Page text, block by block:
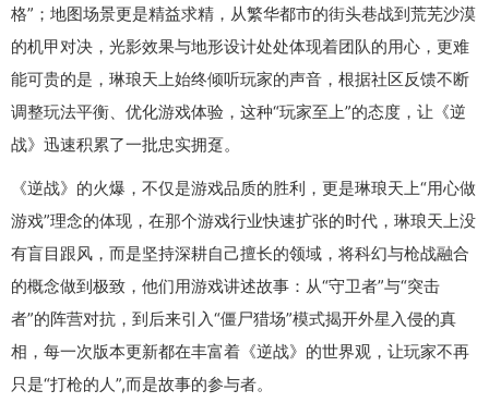
格”；地图场景更是精益求精，从繁华都市的街头巷战到荒芜沙漠
的机甲对决，光影效果与地形设计处处体现着团队的用心，更难
能可贵的是，琳琅天上始终倾听玩家的声音，根据社区反馈不断
调整玩法平衡、优化游戏体验，这种“玩家至上”的态度，让《逆
战》迅速积累了一批忠实拥趸。
《逆战》的火爆，不仅是游戏品质的胜利，更是琳琅天上“用心做
游戏”理念的体现，在那个游戏行业快速扩张的时代，琳琅天上没
有盲目跟风，而是坚持深耕自己擅长的领域，将科幻与枪战融合
的概念做到极致，他们用游戏讲述故事：从“守卫者”与“突击
者”的阵营对抗，到后来引入“僵尸猎场”模式揭开外星入侵的真
相，每一次版本更新都在丰富着《逆战》的世界观，让玩家不再
只是“打枪的人”,而是故事的参与者。